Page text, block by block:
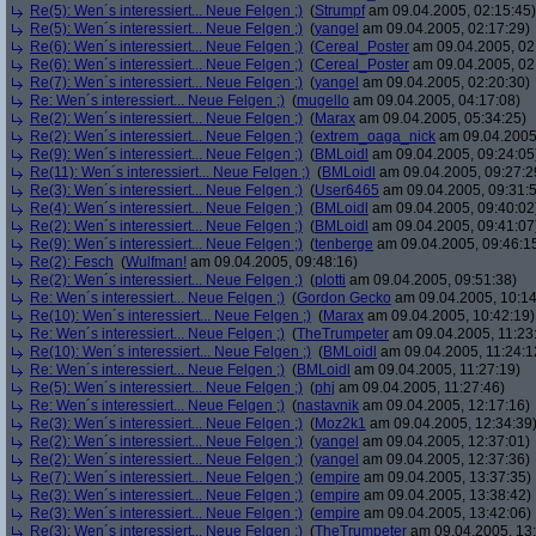
Re(5): Wen´s interessiert... Neue Felgen ;) (Strumpfam 09.04.2005, 02:15:45)
Re(5): Wen´s interessiert... Neue Felgen ;) (yangel am 09.04.2005, 02:17:29)
Re(6): Wen´s interessiert... Neue Felgen ;) (Cereal_Poster am 09.04.2005,
Re(6): Wen´s interessiert... Neue Felgen ;) (Cereal_Poster am 09.04.2005,
Re(7): Wen´s interessiert... Neue Felgen ;) (yangel am 09.04.2005, 02:20:30)
Re: Wen´s interessiert... Neue Felgen ;) (mugello am 09.04.2005, 04:17:08)
Re(2): Wen´s interessiert... Neue Felgen ;) (Marax am 09.04.2005, 05:34:25)
Re(2): Wen´s interessiert... Neue Felgen ;) (extrem_oaga_nick am
Re(9): Wen´s interessiert... Neue Felgen ;) (BMLoidl am 09.04.2005,
Re(11): Wen´s interessiert... Neue Felgen ;) (BMLoidl am 09.04.2005,
Re(3): Wen´s interessiert... Neue Felgen ;) (User6465 am 09.04.2005,
Re(4): Wen´s interessiert... Neue Felgen ;) (BMLoidl am 09.04.2005,
Re(2): Wen´s interessiert... Neue Felgen ;) (BMLoidl am 09.04.2005,
Re(9): Wen´s interessiert... Neue Felgen ;) (tenberge am 09.04.2005,
Re(2): Fesch (Wulfman! am 09.04.2005, 09:48:16)
Re(2): Wen´s interessiert... Neue Felgen ;) (plotti am 09.04.2005, 09:51:38)
Re: Wen´s interessiert... Neue Felgen ;) (Gordon Gecko am 09.04.2005,
Re(10): Wen´s interessiert... Neue Felgen ;) (Marax am 09.04.2005, 10:42:19)
Re: Wen´s interessiert... Neue Felgen ;) (TheTrumpeter am 09.04.2005,
Re(10): Wen´s interessiert... Neue Felgen ;) (BMLoidl am 09.04.2005,
Re: Wen´s interessiert... Neue Felgen ;) (BMLoidl am 09.04.2005, 11:27:19)
Re(5): Wen´s interessiert... Neue Felgen ;) (phj am 09.04.2005, 11:27:46)
Re: Wen´s interessiert... Neue Felgen ;) (nastavnik am 09.04.2005, 12:17:16)
Re(3): Wen´s interessiert... Neue Felgen ;) (Moz2k1 am 09.04.2005, 12:34:39)
Re(2): Wen´s interessiert... Neue Felgen ;) (yangel am 09.04.2005, 12:37:01)
Re(2): Wen´s interessiert... Neue Felgen ;) (yangel am 09.04.2005, 12:37:36)
Re(7): Wen´s interessiert... Neue Felgen ;) (empire am 09.04.2005, 13:37:35)
Re(3): Wen´s interessiert... Neue Felgen ;) (empire am 09.04.2005, 13:38:42)
Re(3): Wen´s interessiert... Neue Felgen ;) (empire am 09.04.2005, 13:42:06)
Re(3): Wen´s interessiert... Neue Felgen ;) (TheTrumpeter am 09.04.2005,